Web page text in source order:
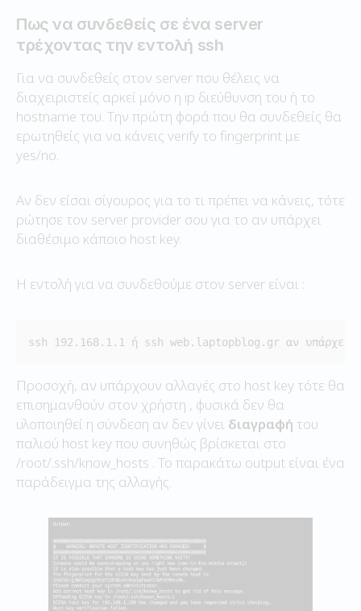
Πως να συνδεθείς σε ένα server
τρέχοντας την εντολή ssh
Για να συνδεθείς στον server που θέλεις να
διαχειριστείς αρκεί μόνο η ip διεύθυνση του ή το
hostname του. Την πρώτη φορά που θα συνδεθείς θα
ερωτηθείς για να κάνεις verify το fingerprint με
yes/no.
Αν δεν είσαι σίγουρος για το τι πρέπει να κάνεις, τότε
ρώτησε τον server provider σου για το αν υπάρχει
διαθέσιμο κάποιο host key.
Η εντολή για να συνδεθούμε στον server είναι :
ssh 192.168.1.1 ή ssh web.laptopblog.gr αν υπάρχει
Προσοχή, αν υπάρχουν αλλαγές στο host key τότε θα
επισημανθούν στον χρήστη , φυσικά δεν θα
υλοποιηθεί η σύνδεση αν δεν γίνει διαγραφή του
παλιού host key που συνηθώς βρίσκεται στο
/root/.ssh/know_hosts . Το παρακάτω output είναι ένα
παράδειγμα της αλλαγής.